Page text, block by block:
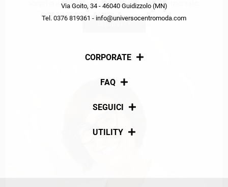
Via Goito, 34 - 46040 Guidizzolo (MN)
Tel. 0376 819361 - info@universocentromoda.com
CORPORATE
Chi siamo
FAQ
Pagamenti
SEGUICI
Social
UTILITY
scopri in anteprima le offerte in esclusiva a te riservate.
ISCRIVITI